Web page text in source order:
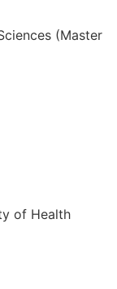
(Master
of Health